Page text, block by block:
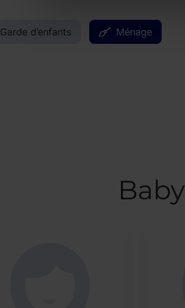
Garde d’enfants Ménage